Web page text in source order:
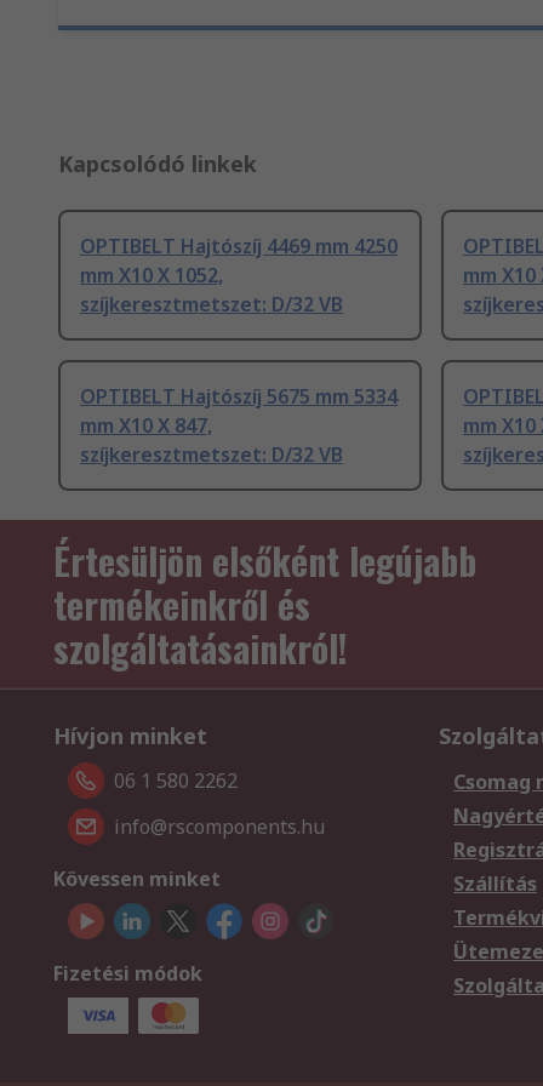
Kapcsolódó linkek
OPTIBELT Hajtószíj 4469 mm 4250
mm X10 X 1052,
szíjkeresztmetszet: D/32 VB
mm X10
OPTIBELT Hajtószíj 5675 mm 5334
mm X10 X 847,
szíjkeresztmetszet: D/32 VB
mm X10
Értesüljön elsőként legújabb
termékeinkről és
szolgáltatásainkról!
Hívjon minket
06 1 580 2262
info@rscomponents.hu
Kövessen minket
Fizetési módok
Csomag
Szállítás